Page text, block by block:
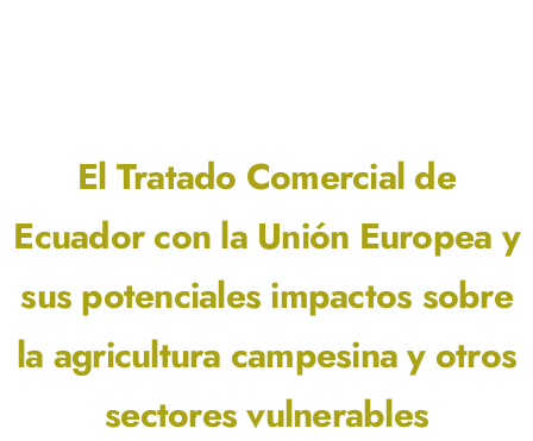
El Tratado Comercial de
Ecuador con la Unión Europea y
sus potenciales impactos sobre
la agricultura campesina y otros
sectores vulnerables